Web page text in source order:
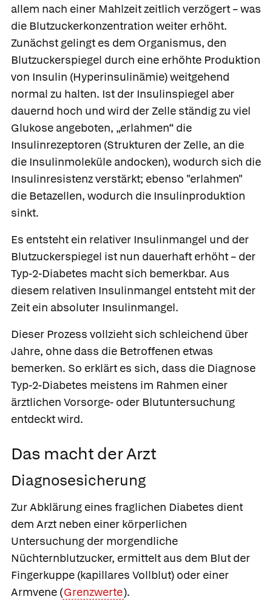
allem nach einer Mahlzeit zeitlich verzögert – was
die Blutzuckerkonzentration weiter erhöht.
Zunächst gelingt es dem Organismus, den
Blutzuckerspiegel durch eine erhöhte Produktion
von Insulin (Hyperinsulinämie) weitgehend
normal zu halten. Ist der Insulinspiegel aber
dauernd hoch und wird der Zelle ständig zu viel
Glukose angeboten, „erlahmen“ die
Insulinrezeptoren (Strukturen der Zelle, an die
die Insulinmoleküle andocken), wodurch sich die
Insulinresistenz verstärkt; ebenso "erlahmen"
die Betazellen, wodurch die Insulinproduktion
sinkt.
Es entsteht ein relativer Insulinmangel und der
Blutzuckerspiegel ist nun dauerhaft erhöht – der
Typ-2-Diabetes macht sich bemerkbar. Aus
diesem relativen Insulinmangel entsteht mit der
Zeit ein absoluter Insulinmangel.
Dieser Prozess vollzieht sich schleichend über
Jahre, ohne dass die Betroffenen etwas
bemerken. So erklärt es sich, dass die Diagnose
Typ-2-Diabetes meistens im Rahmen einer
ärztlichen Vorsorge- oder Blutuntersuchung
entdeckt wird.
Das macht der Arzt
Diagnosesicherung
Zur Abklärung eines fraglichen Diabetes dient
dem Arzt neben einer körperlichen
Untersuchung der morgendliche
Nüchternblutzucker, ermittelt aus dem Blut der
Fingerkuppe (kapillares Vollblut) oder einer
Armvene (Grenzwerte).